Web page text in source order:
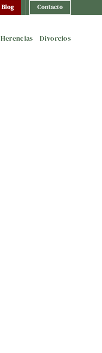
Blog Contacto
Herencias Divorcios